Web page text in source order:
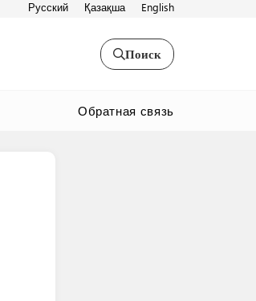
Русский Қазақша English
Поиск
Обратная связь